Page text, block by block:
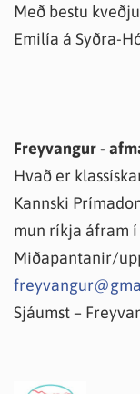
Með bestu
Emilía á Syðra-
Freyvangur -
Hvað er
Kannski
mun ríkja áfram
Miðapantanir/
Sjáumst –